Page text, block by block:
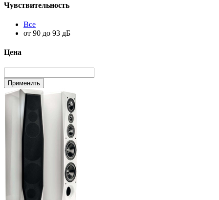
Чувствительность
Все
от 90 до 93 дБ
Цена